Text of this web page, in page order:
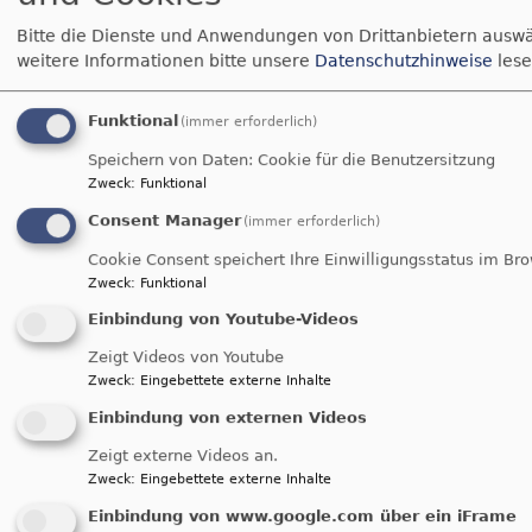
Miteinander ist Claudia Kuchenbauers täglich
Brot. Die 56-Jährige ist sowohl Pfarrerin als auch
Mediatorin und leitet die "Arbeitsstelle kokon" der
bayerischen evangelischen Landeskirche. Deren
Schwerpunkte liegen auf praktischer
Konfliktberatung sowie auf Angeboten zur
Friedensbildung.
Weiterlesen über
Frieden
wir
können
mitmachen!
Kirche des gerechten
Friedens werden - (wie)
geht das?
Weiterlesenüber
Bitte die Dienste und Anwendungen von Drittanbietern
weitere Informationen bitte unsere Datenschutzhinweise
Funktional (immer erforderlich)
Speichern von Daten: Cookie für die Benutzersitzung
Zweck: Funktional
Consent Manager (immer erforderlich)
Cookie Consent speichert Ihre Einwilligungsstatus im
Zweck: Funktional
Einbindung von Youtube-Videos
Zeigt Videos von Youtube
Zweck: Eingebettete externe Inhalte
Einbindung von externen Videos
Zeigt externe Videos an.
Zweck: Eingebettete externe Inhalte
Einbindung von www.google.com über ein iFrame